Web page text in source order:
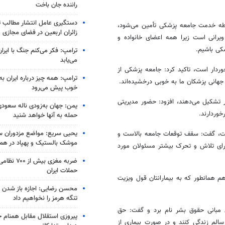
خدمت جامعه پزشکی تأمین می‌شود،
است زیرا همه اعضای خانواده و
باشیم.
است، تاکید کرد: جامعه پزشکی از
پزشکان ما به خوبی درخشیده‌اند.
تشکیل می‌دهند، افزود: حضور مدیریتی
گفت: سقف توقعات جامعه بالاست و
تلاش و تحرک بیشتر مسئولان مورد
که به بیمارانتان قول ویزیت
مبانی حقوق بشر نام برد و گفت: حق
زندگی کنند و در صورت بیماری از
راننده جان باخت
دستگیری عامل انتشار مطالب
زائران اربعین در فضای مجازی
ترامپ: فکر می‌کنم جنگ با
می‌یابد
ترامپ: همه چیز درباره ایران
خوب پیش می‌رود
یمن: جهان به‌زودی ناله
حمله به آنها خواهد شنید
یحیی سریع: مواضع مزدوران
موشک بالستیک و پهپاد در
ضربه مغزی
حملات ایران
محسن رضایی: اجازه باز
تنگه هرمز را نخواهیم داد
پیروزی استقلال مقابل همنام